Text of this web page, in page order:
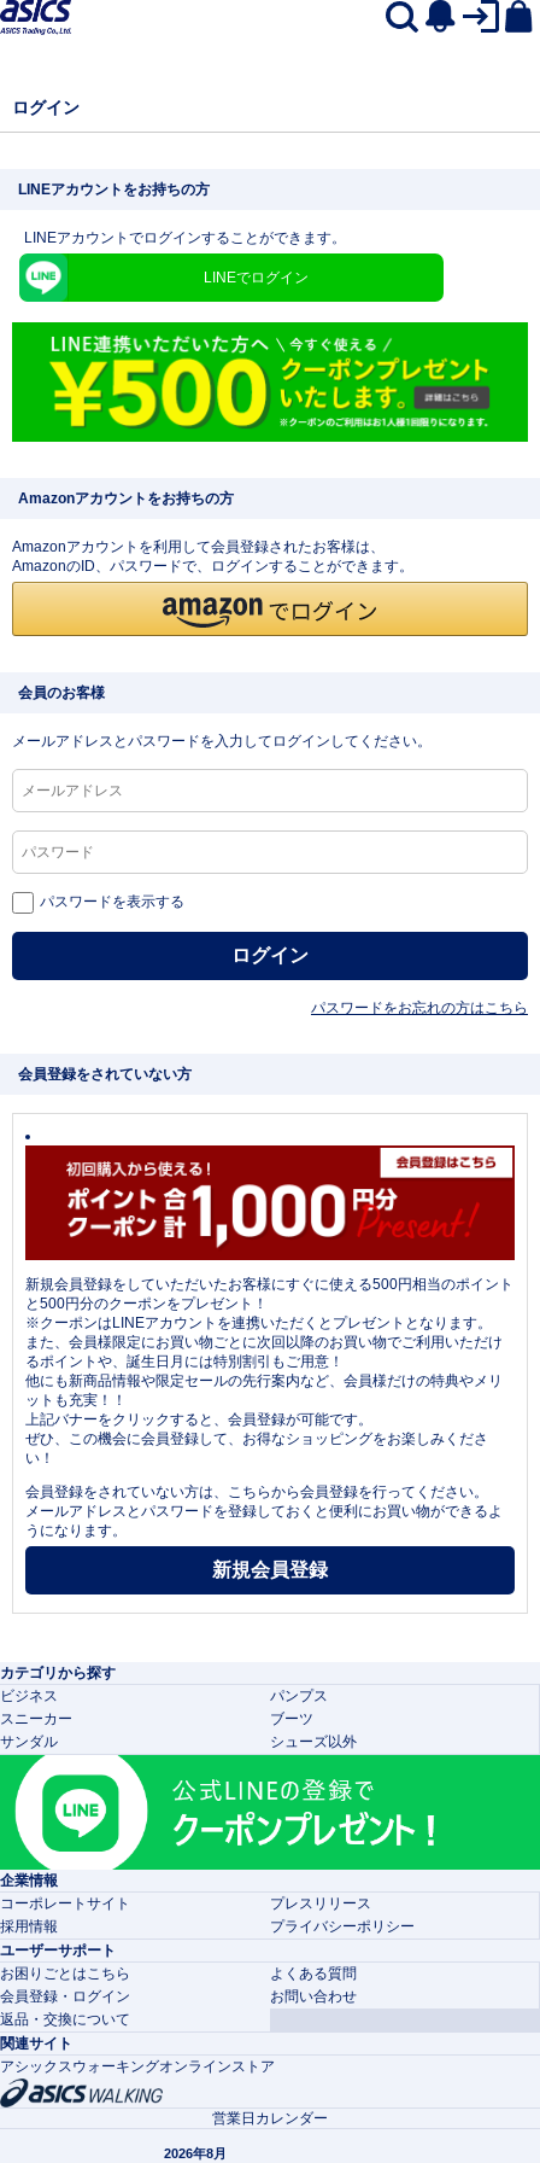
ログイン
LINEアカウントをお持ちの方
LINEアカウントでログインすることができます。
LINEでログイン
Amazonアカウントをお持ちの方
Amazonアカウントを利用して会員登録されたお客様は、
AmazonのID、パスワードで、ログインすることができます。
会員のお客様
メールアドレスとパスワードを入力してログインしてください。
パスワードを表示する
パスワードをお忘れの方はこちら
会員登録をされていない方
新規会員登録をしていただいたお客様にすぐに使える500円相当のポイント
と500円分のクーポンをプレゼント！
※クーポンはLINEアカウントを連携いただくとプレゼントとなります。
また、会員様限定にお買い物ごとに次回以降のお買い物でご利用いただけ
るポイントや、誕生日月には特別割引もご用意！
他にも新商品情報や限定セールの先行案内など、会員様だけの特典やメリ
ットも充実！！
上記バナーをクリックすると、会員登録が可能です。
ぜひ、この機会に会員登録して、お得なショッピングをお楽しみくださ
い！
会員登録をされていない方は、こちらから会員登録を行ってください。
メールアドレスとパスワードを登録しておくと便利にお買い物ができるよ
うになります。
カテゴリから探す
ビジネス
パンプス
スニーカー
ブーツ
サンダル
シューズ以外
企業情報
コーポレートサイト
プレスリリース
採用情報
プライバシーポリシー
ユーザーサポート
お困りごとはこちら
よくある質問
会員登録・ログイン
お問い合わせ
返品・交換について
関連サイト
アシックスウォーキングオンラインストア
営業日カレンダー
2026年8月